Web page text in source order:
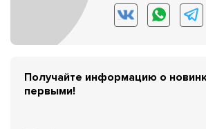
Получайте информацию о
первыми!